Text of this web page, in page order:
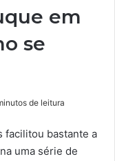
em
se
de leitura
facilitou bastante a
uma série de